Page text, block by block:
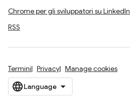
Chrome per gli sviluppatori su LinkedIn
RSS
Termini Privacy Manage cookies